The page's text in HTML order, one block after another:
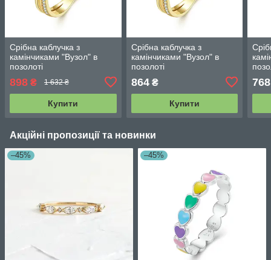
Срібна каблучка з
камінчиками "Вузол" в
позолоті
898 ₴ 1 632 ₴
Купити
Срібна каблучка з
камінчиками "Вузол" в
позолоті
864₴
Купити
768
Акційні пропозиції та новинки
–45% –45%